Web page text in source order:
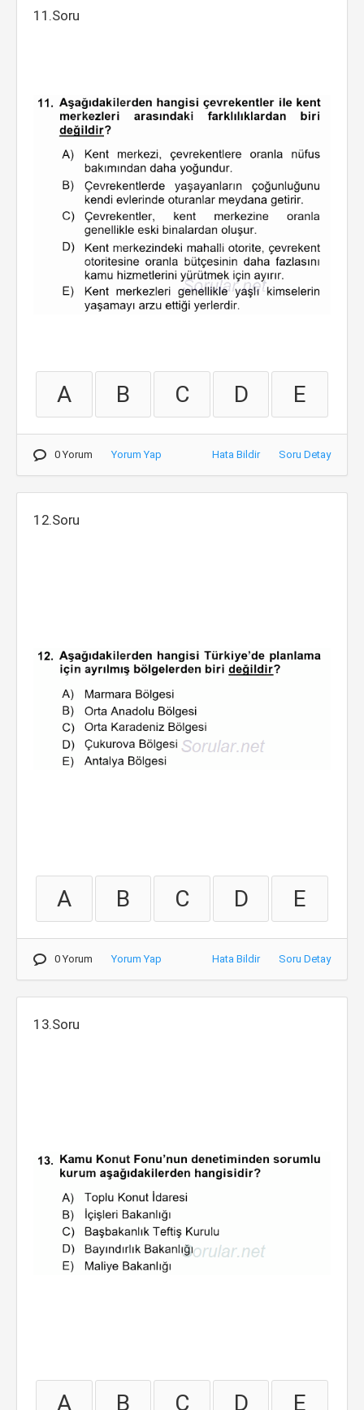
11.Soru
A B C D E
0 Yorum Yorum Yap Hata Bildir Soru Detay
12.Soru
A B C D E
0 Yorum Yorum Yap Hata Bildir Soru Detay
13.Soru
A B C D E